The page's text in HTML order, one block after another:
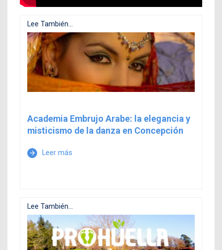
Lee También...
Academia Embrujo Arabe: la elegancia y
misticismo de la danza en Concepción
arrow_forward Leer más
Lee También...